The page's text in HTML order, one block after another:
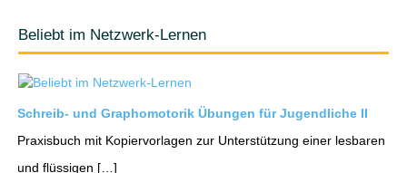
Beliebt im Netzwerk-Lernen
Schreib- und Graphomotorik Übungen für Jugendliche II
Praxisbuch mit Kopiervorlagen zur Unterstützung einer lesbaren
und flüssigen […]